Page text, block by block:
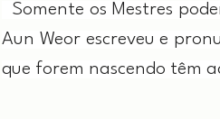
Somente os Mestres
Aun Weor escreveu e
que forem nascendo têm